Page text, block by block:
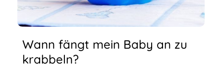
Wann fängt mein Baby an zu
krabbeln?